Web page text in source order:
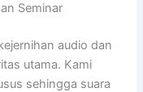
Seminar
audio dan
utama. Kami
sehingga suara